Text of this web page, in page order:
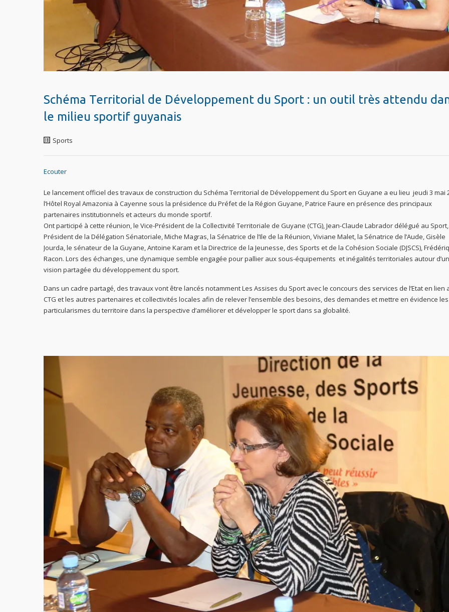
Schéma Territorial de Développement du Sport : un outil très attendu
le milieu sportif guyanais
Sports
Ecouter
Le lancement officiel des travaux de construction du Schéma Territorial de Développement du Sport en Guyane a eu lieu jeudi 3 mai
l’Hôtel Royal Amazonia à Cayenne sous la présidence du Préfet de la Région Guyane, Patrice Faure en présence des principaux
partenaires institutionnels et acteurs du monde sportif.
Ont participé à cette réunion, le Vice-Président de la Collectivité Territoriale de Guyane (CTG), Jean-Claude Labrador délégué au
Président de la Délégation Sénatoriale, Miche Magras, la Sénatrice de l’Ile de la Réunion, Viviane Malet, la Sénatrice de l’Aude, Gisèle
Jourda, le sénateur de la Guyane, Antoine Karam et la Directrice de la Jeunesse, des Sports et de la Cohésion Sociale (DJSCS),
Racon. Lors des échanges, une dynamique semble engagée pour pallier aux sous-équipements et inégalités territoriales autour
vision partagée du développement du sport.
Dans un cadre partagé, des travaux vont être lancés notamment Les Assises du Sport avec le concours des services de l’Etat en lien
CTG et les autres partenaires et collectivités locales afin de relever l’ensemble des besoins, des demandes et mettre en évidence les
particularismes du territoire dans la perspective d’améliorer et développer le sport dans sa globalité.